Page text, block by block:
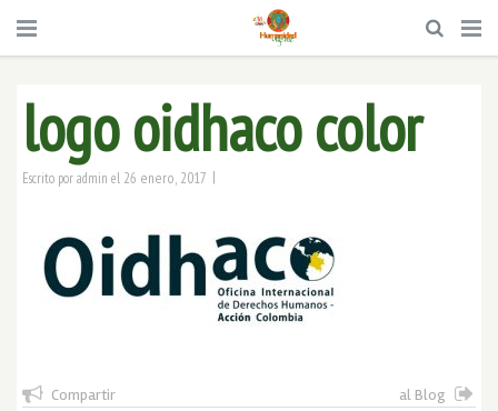
logo oidhaco color
Escrito poradmin el 26 enero, 2017 |
Compartir al Blog